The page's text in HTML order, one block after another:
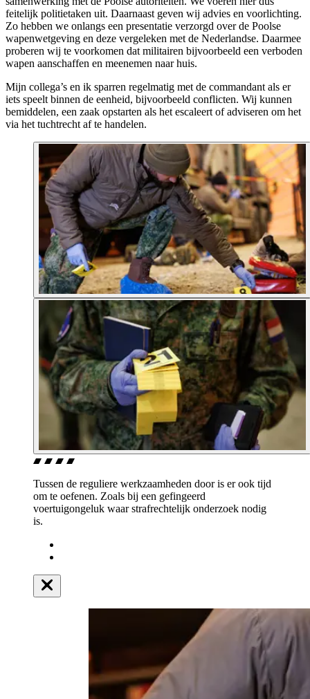
feitelijk politietaken uit. Daarnaast geven wij advies en voorlichting.
Zo hebben we onlangs een presentatie verzorgd over de Poolse
wapenwetgeving en deze vergeleken met de Nederlandse. Daarmee
proberen wij te voorkomen dat militairen bijvoorbeeld een verboden
wapen aanschaffen en meenemen naar huis.
Mijn collega’s en ik sparren regelmatig met de commandant als er
iets speelt binnen de eenheid, bijvoorbeeld conflicten. Wij kunnen
bemiddelen, een zaak opstarten als het escaleert of adviseren om het
via het tuchtrecht af te handelen.
Tussen de reguliere werkzaamheden door is er ook tijd
om te oefenen. Zoals bij een gefingeerd
voertuigongeluk waar strafrechtelijk onderzoek nodig
is.